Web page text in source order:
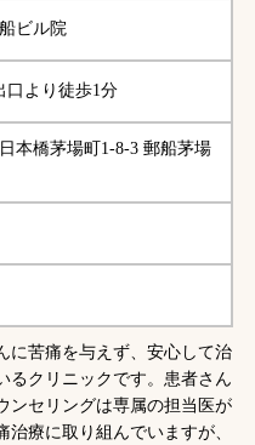
ビル院
口より徒歩1分
本橋茅場町1-8-3 郵船茅場
に苦痛を与えず、安心して治
るクリニックです。患者さん
ンセリングは専属の担当医が
療に取り組んでいますが、